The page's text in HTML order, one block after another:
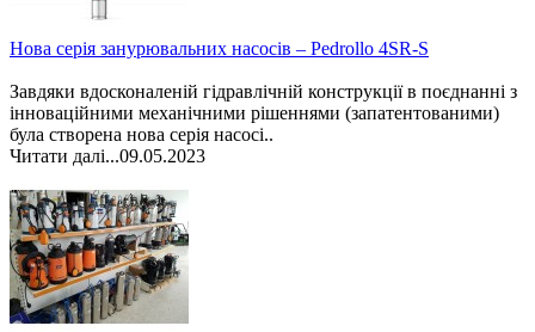
Нова серія занурювальних насосів – Pedrollo 4SR-S
Завдяки вдосконаленій гідравлічній конструкції в поєднанні з
інноваційними механічними рішеннями (запатентованими)
була створена нова серія насосі..
Читати далі...09.05.2023